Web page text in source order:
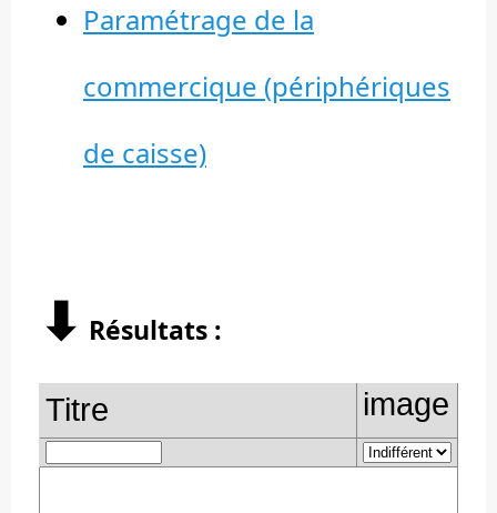
Paramétrage de la
commercique (périphériques
de caisse)
⬇︎ Résultats :
Titre image